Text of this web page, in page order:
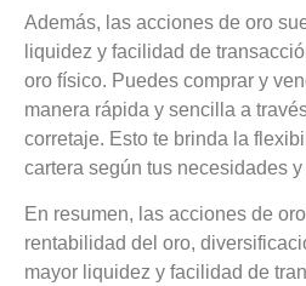
Además, las acciones de oro
liquidez y facilidad de
oro físico. Puedes comprar y
manera rápida y sencilla a
corretaje. Esto te brinda la
cartera según tus necesidades
En resumen, las acciones de
rentabilidad del oro,
mayor liquidez y facilidad de